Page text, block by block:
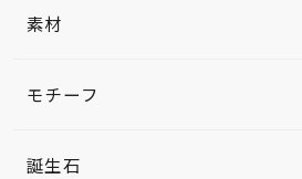
素材
モチーフ
誕生石